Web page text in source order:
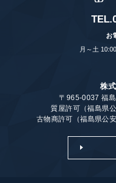
TEL.
お
月～土
株
〒965-0037 福
質屋許可（福島県
古物商許可（福島県公